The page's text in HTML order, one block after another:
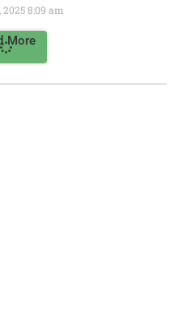
20258:09 am
More